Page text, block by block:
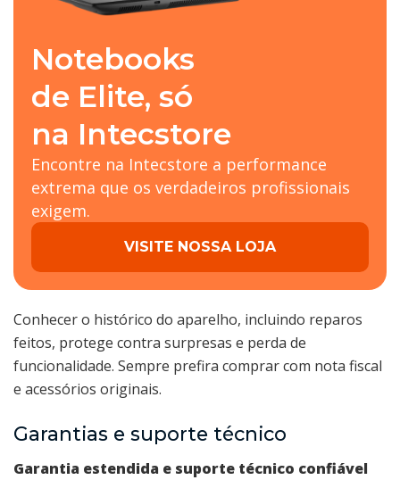
Notebooks
de Elite, só
na Intecstore
Encontre na Intecstore a performance
extrema que os verdadeiros profissionais
exigem.
VISITE NOSSA LOJA
Conhecer o histórico do aparelho, incluindo reparos
feitos, protege contra surpresas e perda de
funcionalidade. Sempre prefira comprar com nota fiscal
e acessórios originais.
Garantias e suporte técnico
Garantia estendida e suporte técnico confiável